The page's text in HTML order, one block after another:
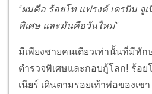
"ผมคือ ร้อยโท แฟรงค์ เดรบิน จู
พิเศษ และมันคือวันใหม่"
มีเพียงชายคนเดียวเท่านั้นที่มีทัก
ตำรวจพิเศษและกอบกู้โลก! ร้อย
เนียร์ เดินตามรอยเท้าพ่อของเขา